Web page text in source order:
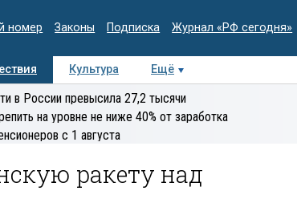
номер Законы Подписка Журнал «РФ сегодня»
Культура Ещё
Интервью Колумнисты
в России превысила 27,2 тысячи
на уровне не ниже 40% от заработка
с 1 августа
ракету над